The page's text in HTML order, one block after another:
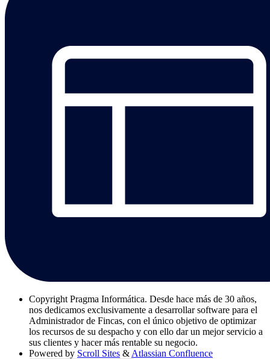
Copyright Pragma Informática. Desde hace más de 30 años,
nos dedicamos exclusivamente a desarrollar software para el
Administrador de Fincas, con el único objetivo de optimizar
los recursos de su despacho y con ello dar un mejor servicio a
sus clientes y hacer más rentable su negocio.
Powered by Scroll Sites & Atlassian Confluence